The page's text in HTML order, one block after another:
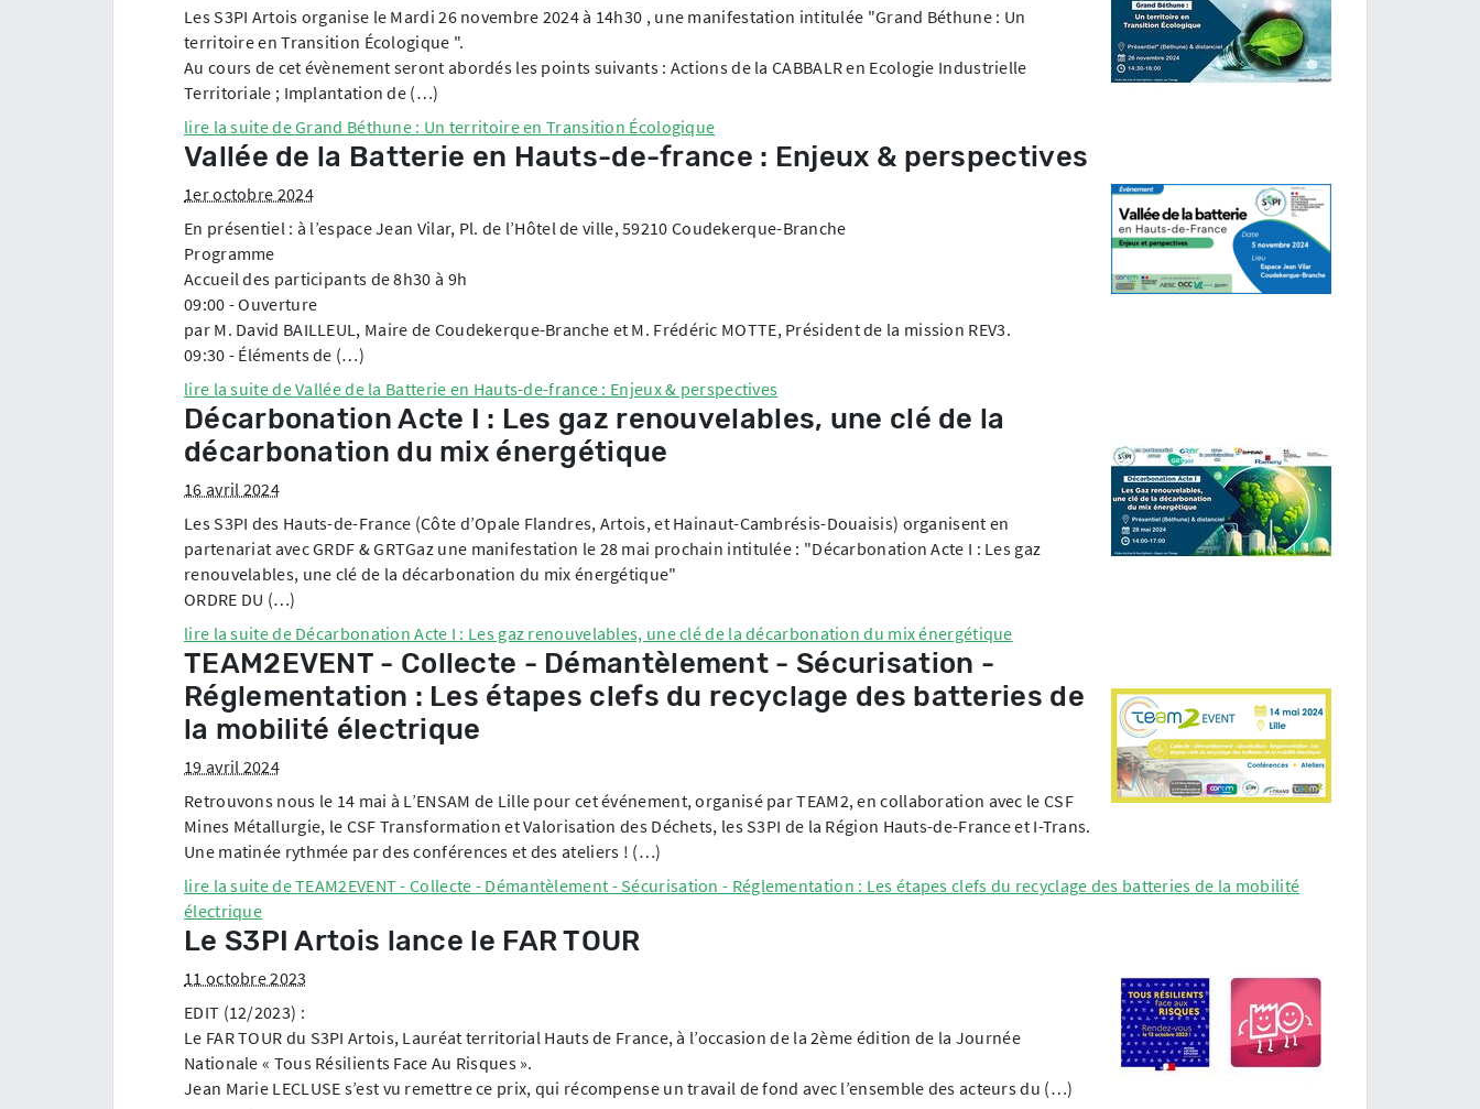
Les S3PI Artois organise le Mardi 26 novembre 2024 à 14h30 , une manifestation intitulée "Grand Béthune : Un
territoire en Transition Écologique ".
Au cours de cet évènement seront abordés les points suivants : Actions de la CABBALR en Ecologie Industrielle
Territoriale ; Implantation de (…)
lire la suite deGrand Béthune : Un territoire en Transition Écologique
Vallée de la Batterie en Hauts-de-france : Enjeux & perspectives
1er octobre 2024
En présentiel : à l’espace Jean Vilar, Pl. de l’Hôtel de ville, 59210 Coudekerque-Branche
Programme
Accueil des participants de 8h30 à 9h
09:00 - Ouverture
par M. David BAILLEUL, Maire de Coudekerque-Branche et M. Frédéric MOTTE, Président de la mission REV3.
09:30 - Éléments de (…)
lire la suite deVallée de la Batterie en Hauts-de-france : Enjeux & perspectives
Décarbonation Acte I : Les gaz renouvelables, une clé de la
décarbonation du mix énergétique
16 avril 2024
Les S3PI des Hauts-de-France (Côte d’Opale Flandres, Artois, et Hainaut-Cambrésis-Douaisis) organisent en
partenariat avec GRDF & GRTGaz une manifestation le 28 mai prochain intitulée : "Décarbonation Acte I : Les gaz
renouvelables, une clé de la décarbonation du mix énergétique"
ORDRE DU (…)
lire la suite de Décarbonation Acte I : Les gaz renouvelables, une clé de la décarbonation du mix énergétique
TEAM2EVENT - Collecte - Démantèlement - Sécurisation -
Réglementation : Les étapes clefs du recyclage des batteries de
la mobilité électrique
19 avril 2024
Retrouvons nous le 14 mai à L’ENSAM de Lille pour cet événement, organisé par TEAM2, en collaboration avec le CSF
Mines Métallurgie, le CSF Transformation et Valorisation des Déchets, les S3PI de la Région Hauts-de-France et I-Trans.
Une matinée rythmée par des conférences et des ateliers ! (…)
lire la suite deTEAM2EVENT - Collecte - Démantèlement - Sécurisation - Réglementation : Les étapes clefs du recyclage des batteries de la mobilité
électrique
Le S3PI Artois lance le FAR TOUR
11 octobre 2023
EDIT (12/2023) :
Le FAR TOUR du S3PI Artois, Lauréat territorial Hauts de France, à l’occasion de la 2ème édition de la Journée
Nationale « Tous Résilients Face Au Risques ».
Jean Marie LECLUSE s’est vu remettre ce prix, qui récompense un travail de fond avec l’ensemble des acteurs du (…)